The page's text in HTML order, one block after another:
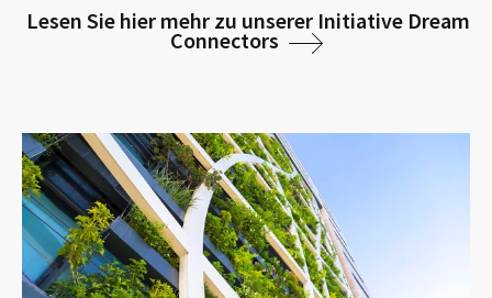
Lesen Sie hier mehr zu unserer Initiative Dream
Connectors